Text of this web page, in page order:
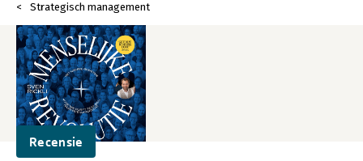
Strategisch management
Recensie